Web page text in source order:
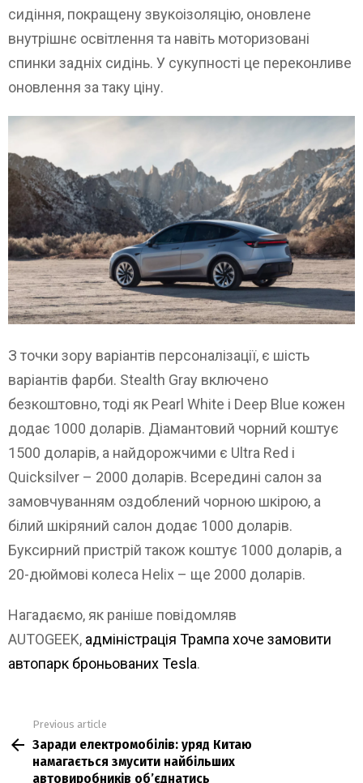
сидіння, покращену звукоізоляцію, оновлене
внутрішнє освітлення та навіть моторизовані
спинки задніх сидінь. У сукупності це переконливе
оновлення за таку ціну.
З точки зору варіантів персоналізації, є шість
варіантів фарби. Stealth Gray включено
безкоштовно, тоді як Pearl White і Deep Blue кожен
додає 1000 доларів. Діамантовий чорний коштує
1500 доларів, а найдорожчими є Ultra Red і
Quicksilver – 2000 доларів. Всередині салон за
замовчуванням оздоблений чорною шкірою, а
білий шкіряний салон додає 1000 доларів.
Буксирний пристрій також коштує 1000 доларів, а
20-дюймові колеса Helix – ще 2000 доларів.
Нагадаємо, як раніше повідомляв
AUTOGEEK, адміністрація Трампа хоче замовити
автопарк броньованих Tesla.
more
Previous article
Заради електромобілів: уряд Китаю
намагається змусити найбільших
автовиробників об’єднатись